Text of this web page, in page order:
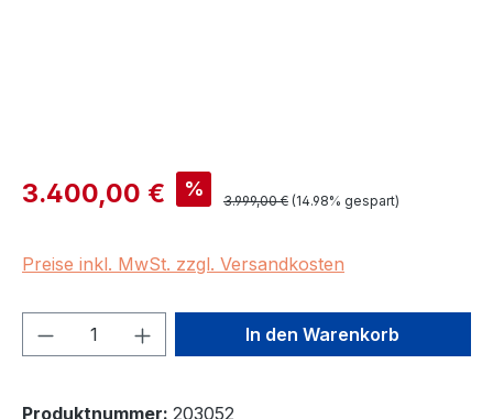
Verkaufspreis:
3.400,00 € % Regulärer Preis:
3.999,00 € (14.98% gespart)
Preise inkl. MwSt. zzgl. Versandkosten
Produkt Anzahl: Gib denIn den Warenkorb
Produktnummer: 203052